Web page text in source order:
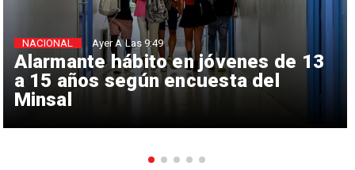
Alarmante hábito en jóvenes de 13
a 15 años según encuesta del
Minsal
NACIONAL Ayer A Las 9:49